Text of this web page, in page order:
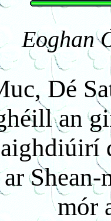
Eoghan
Dé
an
mór